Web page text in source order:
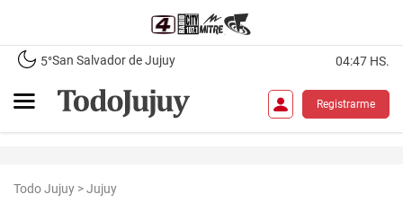
5°San Salvador de Jujuy 04:47 HS.
Registrarme
Todo Jujuy >Jujuy